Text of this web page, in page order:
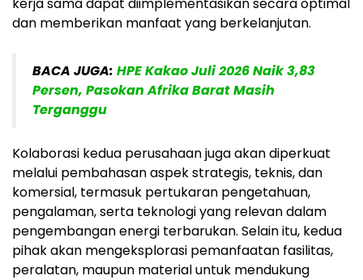
dan memberikan manfaat yang berkelanjutan.
BACA JUGA: HPE Kakao Juli 2026 Naik 3,83
Persen, Pasokan Afrika Barat Masih
Terganggu
Kolaborasi kedua perusahaan juga akan diperkuat
melalui pembahasan aspek strategis, teknis, dan
komersial, termasuk pertukaran pengetahuan,
pengalaman, serta teknologi yang relevan dalam
pengembangan energi terbarukan. Selain itu, kedua
pihak akan mengeksplorasi pemanfaatan fasilitas,
peralatan, maupun material untuk mendukung